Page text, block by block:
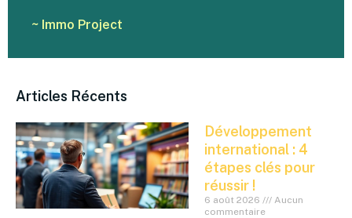
~ Immo Project
Articles Récents
Développement
international : 4
étapes clés pour
réussir !
6 août 2026
Aucun
commentaire